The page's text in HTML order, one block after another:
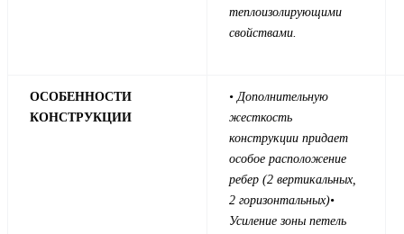
теплоизолирующими
свойствами.
ОСОБЕННОСТИ
КОНСТРУКЦИИ
• Дополнительную
жесткость
конструкции придает
особое расположение
ребер (2 вертикальных,
2 горизонтальных)•
Усиление зоны петель